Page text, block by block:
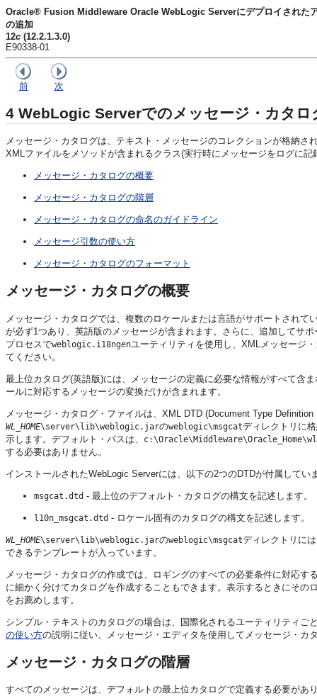
Oracle® Fusion Middleware Oracle WebLogic Serverにデプロイされた
の追加
12c (12.2.1.3.0)
E90338-01
前 次
4 WebLogic Serverでのメッセージ・カタロ
メッセージ・カタログは、テキスト・メッセージのコレクションが格納
XMLファイルをメソッドが含まれるクラス(実行時にメッセージをログに
メッセージ・カタログの概要
メッセージ・カタログの階層
メッセージ・カタログの命名のガイドライン
メッセージ引数の使い方
メッセージ・カタログのフォーマット
メッセージ・カタログの概要
メッセージ・カタログでは、複数のロケールまたは言語がサポートされ
が必ず1つあり、英語版のメッセージが含まれます。さらに、追加してサ
プロセスでweblogic.i18ngenユーティリティを使用し、XMLメッセージ
てください。
最上位カタログ(英語版)には、メッセージの定義に必要な情報がすべて含
ールに対応するメッセージの変換だけが含まれます。
メッセージ・カタログ・ファイルは、XML DTD (Document Type
WL_HOME\server\lib\weblogic.jarのweblogic\msgcatディレクトリに
示します。デフォルト・パスは、
する必要はありません。
インストールされたWebLogic Serverには、以下の2つのDTDが付属してい
msgcat.dtd - 最上位のデフォルト・カタログの構文を記述します。
l10n_msgcat.dtd - ロケール固有のカタログの構文を記述します。
WL_HOME\server\lib\weblogic.jarのweblogic\msgcatディレクトリに
できるテンプレートが入っています。
メッセージ・カタログの作成では、ロギングのすべての必要条件に対応
に細かく分けてカタログを作成することもできます。表示するときにそ
をお薦めします。
シンプル・テキストのカタログの場合は、国際化されるユーティリティご
の使い方の説明に従い、メッセージ・エディタを使用してメッセージ・カ
メッセージ・カタログの階層
すべてのメッセージは、デフォルトの最上位カタログで定義する必要が